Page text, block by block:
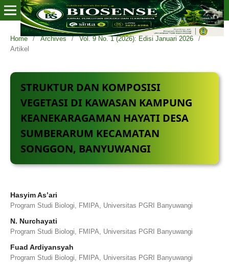
Home / Archives / Vol. 9 No. 1 (2026): Edisi Januari 2026
/
Artikel
STRUKTUR DAN KOMPOSISI
VEGETASI DI KAWASAN KAMPUNG
KEANEKARAGAMAN HAYATI DESA
SUMBERARUM KECAMATAN
SONGGON, BANYUWANGI
Hasyim As’ari
Program Studi Biologi, FMIPA, Universitas PGRI Banyuwangi
N. Nurchayati
Program Studi Biologi, FMIPA, Universitas PGRI Banyuwangi
Fuad Ardiyansyah
Program Studi Biologi, FMIPA, Universitas PGRI Banyuwangi